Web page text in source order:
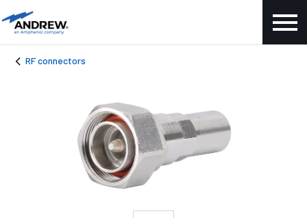
RF connectors